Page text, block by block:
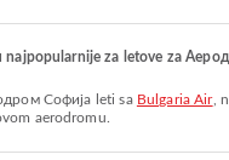
najpopularnije za letove za
Софија leti sa Bulgaria Air,
aerodromu.